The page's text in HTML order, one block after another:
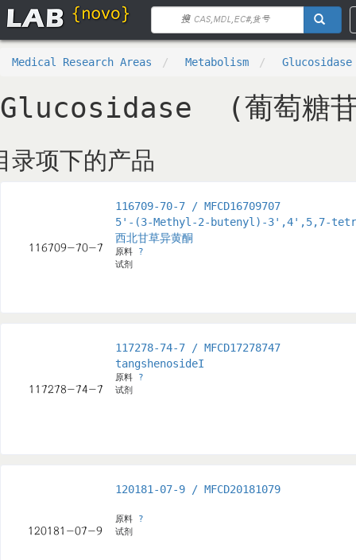
Medical Research Areas Metabolism
Glucosidase (葡萄糖
录项下的产品
116709-70-7 / MFCD16709707
5'-(3-Methyl-2-butenyl)-3',4',5,7-
西北甘草异黄酮
原料 ?
试剂
117278-74-7 / MFCD17278747
tangshenosideI
原料 ?
试剂
120181-07-9 / MFCD20181079
原料 ?
试剂